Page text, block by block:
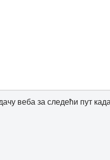
веба за следећи пут